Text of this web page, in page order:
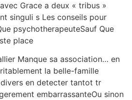
Grace a deux « tribus »
singuli s Les conseils pour
psychotherapeuteSauf Que
place
Manque sa association… en
la belle-famille
en detecter tantot tr
embarrassanteOu sinon